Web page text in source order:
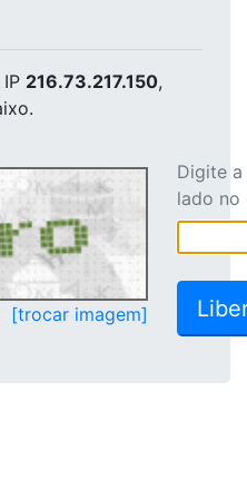
216.73.217.150,
[trocar imagem]
Digite
lado no